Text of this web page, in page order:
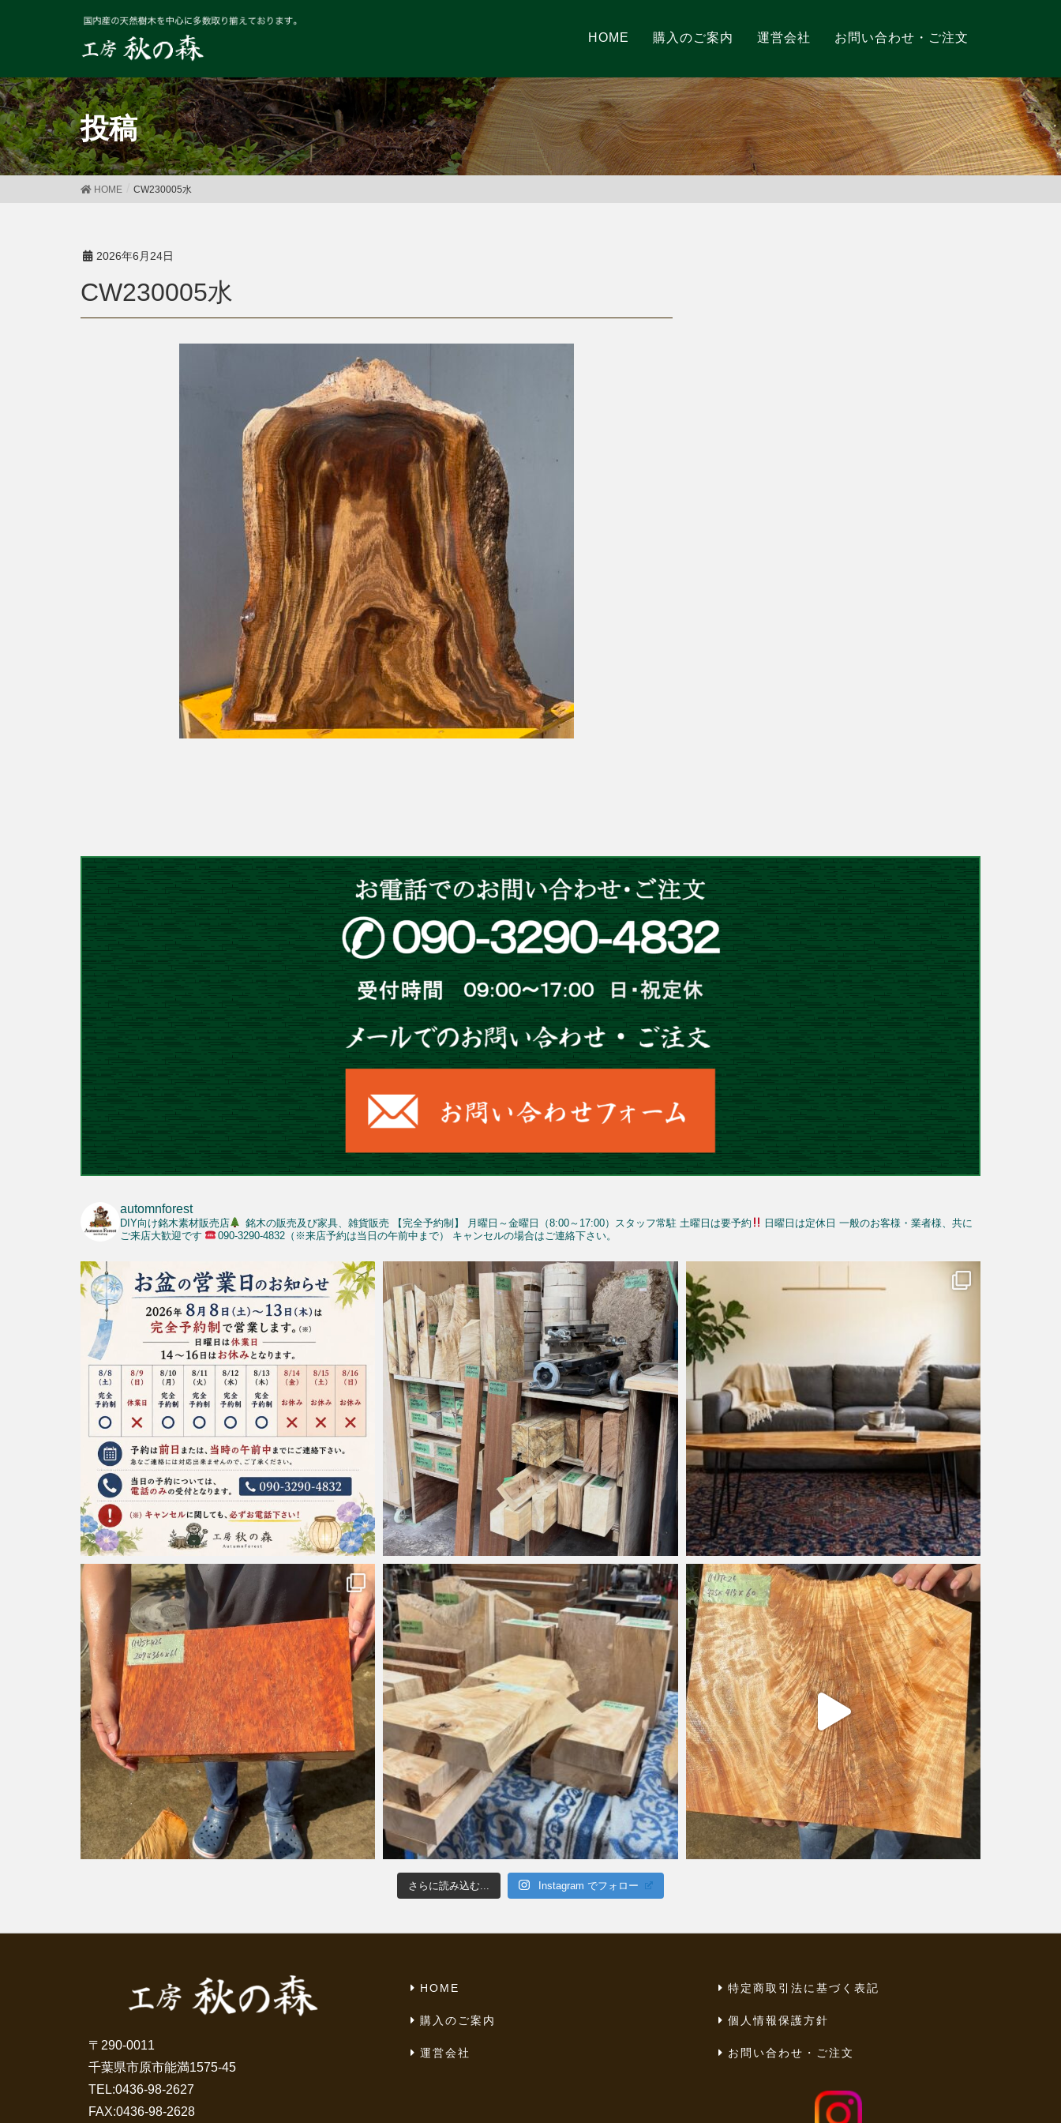
HOME 購入のご案内 運営会社 お問い合わせ・ご注文
投稿
HOME CW230005水
2026年6月24日
CW230005水
automnforest
DIY向け銘木素材販売店 銘木の販売及び家具、雑貨販売 【完全予約制】 月曜日～金曜日（8:00～17:00）スタッフ常駐 土曜日は要予約 日曜日は定休日 一般のお客様・業者様、共に
ご来店大歓迎です
090-3290-4832（※来店予約は当日の午前中まで） キャンセルの場合はご連絡下さい。
さらに読み込む... Instagram でフォロー
〒290-0011
千葉県市原市能満1575-45
TEL:0436-98-2627
FAX:0436-98-2628
HOME
購入のご案内
運営会社
特定商取引法に基づく表記
個人情報保護方針
お問い合わせ・ご注文